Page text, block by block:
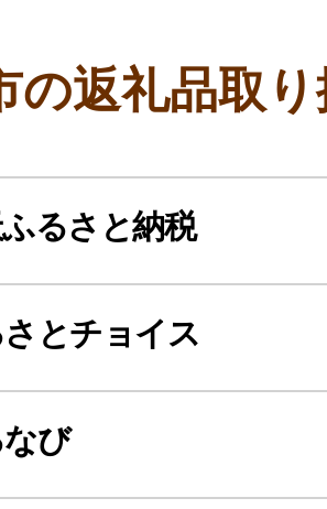
ている返礼品
の返礼品取
るさと納税
とチョイス
び